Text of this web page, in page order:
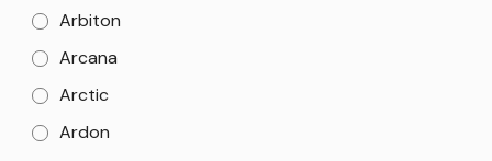
Arbiton
Arcana
Arctic
Ardon